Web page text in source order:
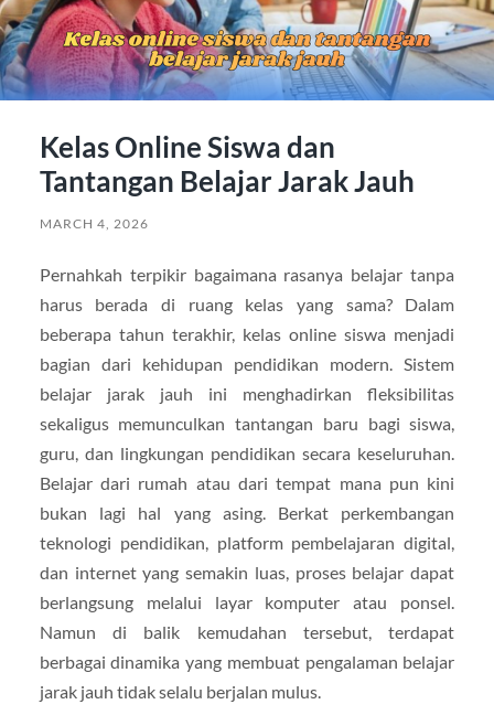
Kelas Online Siswa dan
Tantangan Belajar Jarak Jauh
MARCH 4, 2026
Pernahkah terpikir bagaimana rasanya belajar tanpa
harus berada di ruang kelas yang sama? Dalam
beberapa tahun terakhir, kelas online siswa menjadi
bagian dari kehidupan pendidikan modern. Sistem
belajar jarak jauh ini menghadirkan fleksibilitas
sekaligus memunculkan tantangan baru bagi siswa,
guru, dan lingkungan pendidikan secara keseluruhan.
Belajar dari rumah atau dari tempat mana pun kini
bukan lagi hal yang asing. Berkat perkembangan
teknologi pendidikan, platform pembelajaran digital,
dan internet yang semakin luas, proses belajar dapat
berlangsung melalui layar komputer atau ponsel.
Namun di balik kemudahan tersebut, terdapat
berbagai dinamika yang membuat pengalaman belajar
jarak jauh tidak selalu berjalan mulus.